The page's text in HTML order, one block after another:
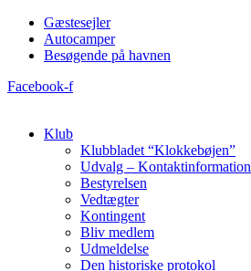
Videre
indhold
Gæstesejler
Autocamper
Besøgende på havnen
Facebook-f
Klub
Klubbladet “Klokkebøjen”
Udvalg – Kontaktinformation
Bestyrelsen
Vedtægter
Kontingent
Bliv medlem
Udmeldelse
Den historiske protokol